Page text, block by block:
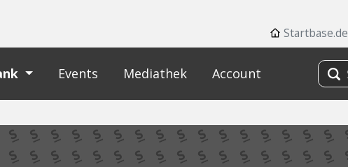
Startbase.de
Events Mediathek Account